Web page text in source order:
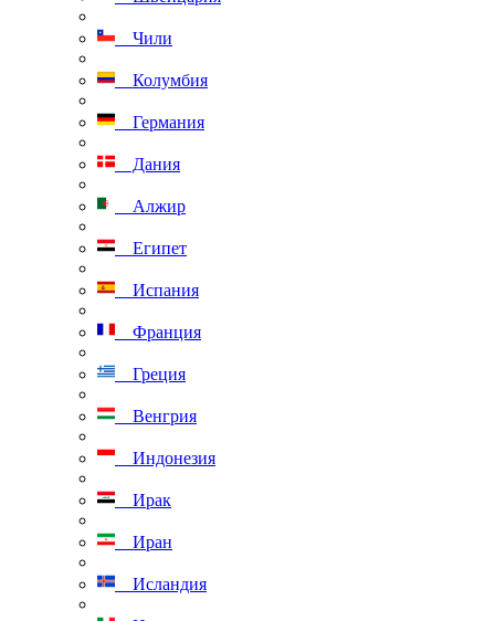
Чили
Колумбия
Германия
Дания
Алжир
Египет
Испания
Франция
Греция
Венгрия
Индонезия
Ирак
Иран
Исландия